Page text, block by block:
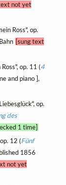
not yet
Ross", op.
[sung text
op. 11 (4
and piano ],
op.
des
1 time]
12 (Fünf
1856
not yet